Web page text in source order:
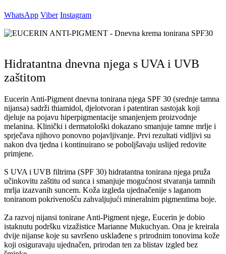
WhatsApp Viber Instagram
Hidratantna dnevna njega s UVA i UVB
zaštitom
Eucerin Anti-Pigment dnevna tonirana njega SPF 30 (srednje tamna
nijansa) sadrži thiamidol, djelotvoran i patentiran sastojak koji
djeluje na pojavu hiperpigmentacije smanjenjem proizvodnje
melanina. Klinički i dermatološki dokazano smanjuje tamne mrlje i
sprječava njihovo ponovno pojavljivanje. Prvi rezultati vidljivi su
nakon dva tjedna i kontinuirano se poboljšavaju uslijed redovite
primjene.
S UVA i UVB filtrima (SPF 30) hidratantna tonirana njega pruža
učinkovitu zaštitu od sunca i smanjuje mogućnost stvaranja tamnih
mrlja izazvanih suncem. Koža izgleda ujednačenije s laganom
toniranom pokrivenošću zahvaljujući mineralnim pigmentima boje.
Za razvoj nijansi tonirane Anti-Pigment njege, Eucerin je dobio
istaknutu podršku vizažistice Marianne Mukuchyan. Ona je kreirala
dvije nijanse koje su savršeno usklađene s prirodnim tonovima kože
koji osiguravaju ujednačen, prirodan ten za blistav izgled bez